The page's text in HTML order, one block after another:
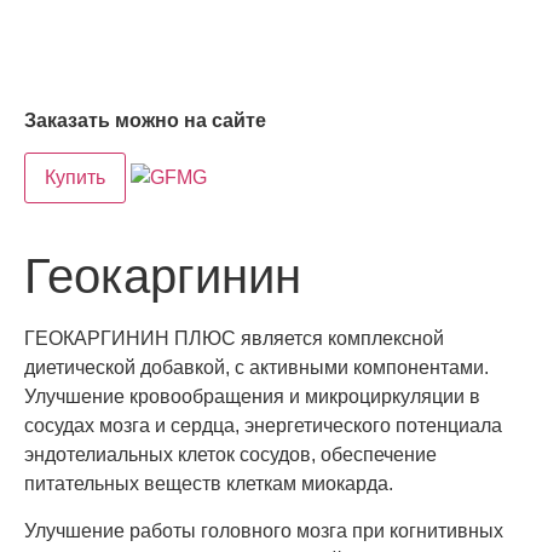
Геокаргинин
ГЕОКАРГИНИН ПЛЮС является комплексной
диетической добавкой, с активными компонентами.
Улучшение кровообращения и микроциркуляции в
сосудах мозга и сердца, энергетического потенциала
эндотелиальных клеток сосудов, обеспечение
питательных веществ клеткам миокарда.
Улучшение работы головного мозга при когнитивных
Заказать можно на сайте
Купить